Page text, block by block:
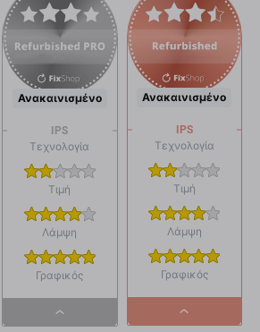
Ανακαινισμένο
IPS
Τεχνολογία
Τιμή
Λάμψη
Γραφικός
Dropdown
Ανακαινισμένο
IPS
Τεχνολογία
Τιμή
Λάμψη
Γραφικός
Dropdown